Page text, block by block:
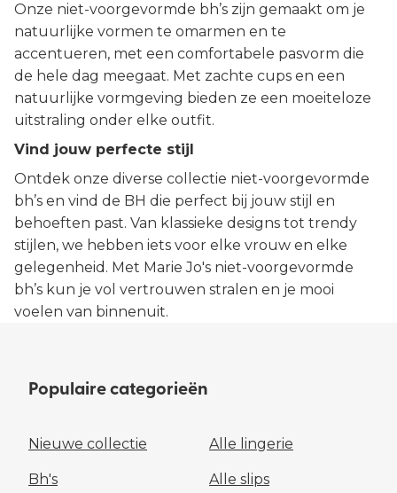
Onze niet-voorgevormde bh’s zijn gemaakt om je
natuurlijke vormen te omarmen en te
accentueren, met een comfortabele pasvorm die
de hele dag meegaat. Met zachte cups en een
natuurlijke vormgeving bieden ze een moeiteloze
uitstraling onder elke outfit.
Vind jouw perfecte stijl
Ontdek onze diverse collectie niet-voorgevormde
bh’s en vind de BH die perfect bij jouw stijl en
behoeften past. Van klassieke designs tot trendy
stijlen, we hebben iets voor elke vrouw en elke
gelegenheid. Met Marie Jo's niet-voorgevormde
bh’s kun je vol vertrouwen stralen en je mooi
voelen van binnenuit.
Populaire categorieën
Nieuwe collectie Alle lingerie
Bh's Alle slips